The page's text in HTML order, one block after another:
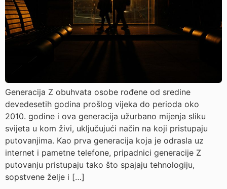
Generacija Z obuhvata osobe rođene od sredine
devedesetih godina prošlog vijeka do perioda oko
2010. godine i ova generacija užurbano mijenja sliku
svijeta u kom živi, uključujući način na koji pristupaju
putovanjima. Kao prva generacija koja je odrasla uz
internet i pametne telefone, pripadnici generacije Z
putovanju pristupaju tako što spajaju tehnologiju,
sopstvene želje i […]